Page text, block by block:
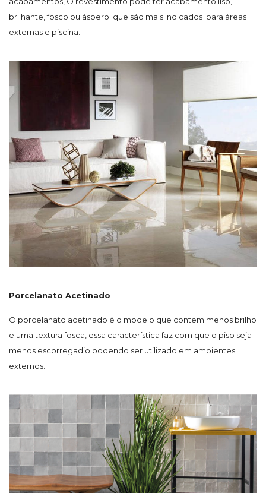
brilhante, fosco ou áspero que são mais indicados para áreas
externas e piscina.
Porcelanato Acetinado
O porcelanato acetinado é o modelo que contem menos brilho
e uma textura fosca, essa característica faz com que o piso seja
menos escorregadio podendo ser utilizado em ambientes
externos.